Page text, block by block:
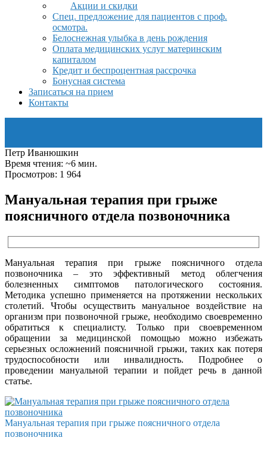
Акции и скидки
Спец. предложение для пациентов с проф.
осмотра.
Белоснежная улыбка в день рождения
Оплата медицинских услуг материнским
капиталом
Кредит и беспроцентная рассрочка
Бонусная система
Записаться на прием
Контакты
Петр Иванюшкин
Время чтения: ~6 мин.
Просмотров: 1 964
Мануальная терапия при грыже
поясничного отдела позвоночника
Мануальная терапия при грыже поясничного отдела
позвоночника – это эффективный метод облегчения
болезненных симптомов патологического состояния.
Методика успешно применяется на протяжении нескольких
столетий. Чтобы осуществить мануальное воздействие на
организм при позвоночной грыже, необходимо своевременно
обратиться к специалисту. Только при своевременном
обращении за медицинской помощью можно избежать
серьезных осложнений поясничной грыжи, таких как потеря
трудоспособности или инвалидность. Подробнее о
проведении мануальной терапии и пойдет речь в данной
статье.
Мануальная терапия при грыже поясничного отдела
позвоночника